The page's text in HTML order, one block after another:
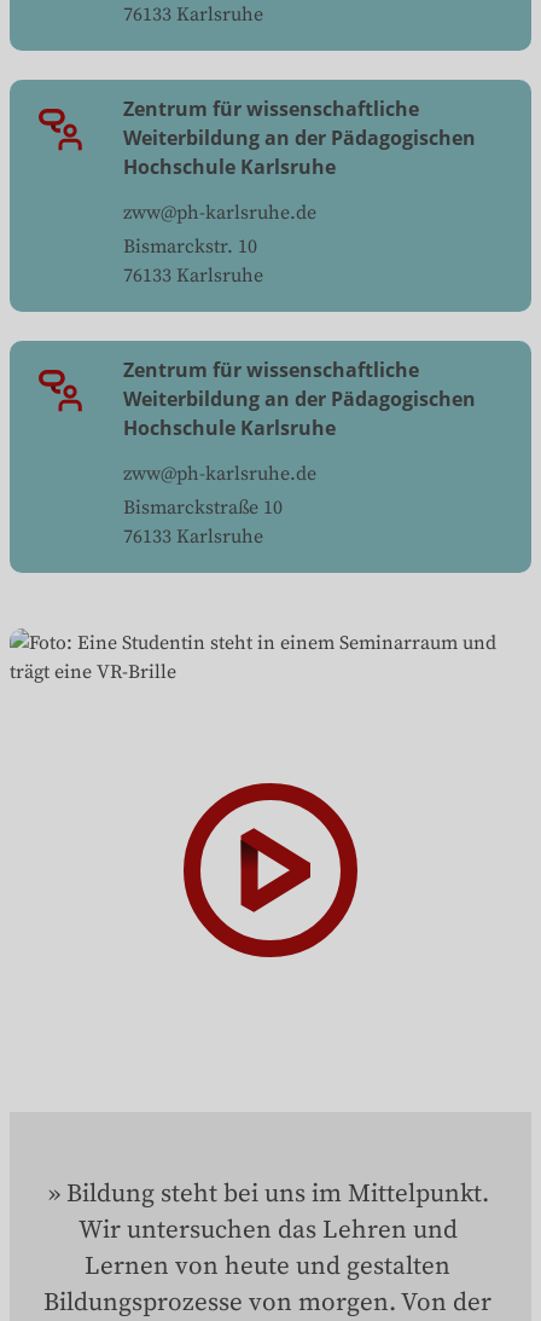
76133 Karlsruhe
Zentrum für wissenschaftliche
Weiterbildung an der Pädagogischen
Hochschule Karlsruhe
zww@ph-karlsruhe.de
Bismarckstr. 10
76133 Karlsruhe
Zentrum für wissenschaftliche
Weiterbildung an der Pädagogischen
Hochschule Karlsruhe
zww@ph-karlsruhe.de
Bismarckstraße 10
76133 Karlsruhe
Bildung steht bei uns im Mittelpunkt.
Wir untersuchen das Lehren und
Lernen von heute und gestalten
Bildungsprozesse von morgen. Von der